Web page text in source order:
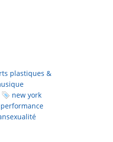
plastiques &
new york
performance